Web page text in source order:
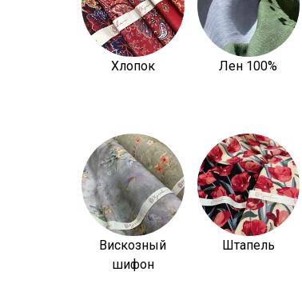
Хлопок Лен 100%
Вискозный
шифон
Штапель